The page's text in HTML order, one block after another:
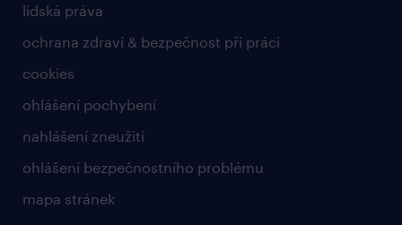
lidská práva
ochrana zdraví & bezpečnost při práci
cookies
ohlášení pochybení
nahlášení zneužití
ohlášení bezpečnostního problému
mapa stránek